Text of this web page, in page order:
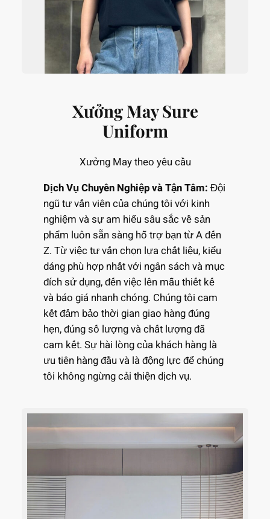
Xưởng May Sure
Uniform
Xưởng May theo yêu cầu
Dịch Vụ Chuyên Nghiệp và Tận Tâm: Đội
ngũ tư vấn viên của chúng tôi với kinh
nghiệm và sự am hiểu sâu sắc về sản
phẩm luôn sẵn sàng hỗ trợ bạn từ A đến
Z. Từ việc tư vấn chọn lựa chất liệu, kiểu
dáng phù hợp nhất với ngân sách và mục
đích sử dụng, đến việc lên mẫu thiết kế
và báo giá nhanh chóng. Chúng tôi cam
kết đảm bảo thời gian giao hàng đúng
hẹn, đúng số lượng và chất lượng đã
cam kết. Sự hài lòng của khách hàng là
ưu tiên hàng đầu và là động lực để chúng
tôi không ngừng cải thiện dịch vụ.